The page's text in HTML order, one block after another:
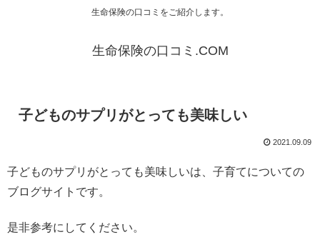
生命保険の口コミをご紹介します。
生命保険の口コミ.COM
子どものサプリがとっても美味しい
2021.09.09
子どものサプリがとっても美味しいは、子育てについての
ブログサイトです。
是非参考にしてください。